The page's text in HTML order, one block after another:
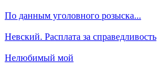
По данным уголовного розыска...
Невский. Расплата за справедливость
Нелюбимый мой